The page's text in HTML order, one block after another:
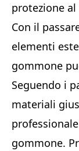
protezione
Con il
elementi
gommone
Seguendo i
materiali
gommone.